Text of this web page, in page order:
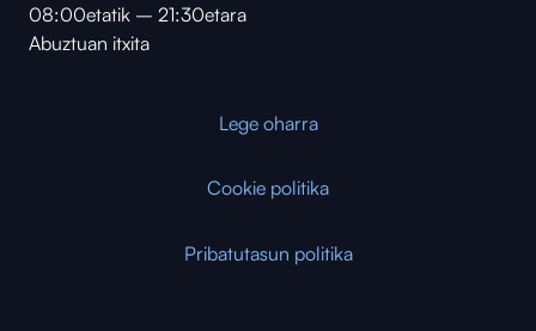
08:00etatik – 21:30etara
Abuztuan itxita
Lege oharra
Cookie politika
Pribatutasun politika